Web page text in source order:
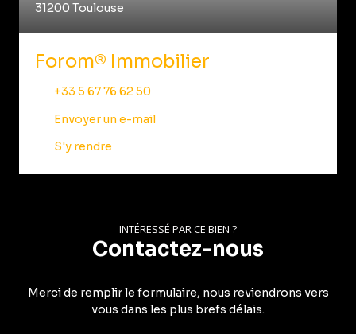
31200 Toulouse
Forom® Immobilier
+33 5 67 76 62 50
Envoyer un e-mail
S'y rendre
INTÉRESSÉ PAR CE BIEN ?
Contactez-nous
Merci de remplir le formulaire, nous reviendrons vers
vous dans les plus brefs délais.